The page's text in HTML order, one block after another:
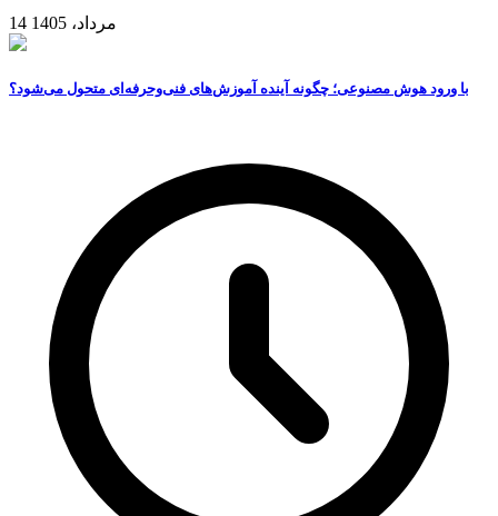
14 مرداد، 1405
با ورود هوش مصنوعی؛ چگونه آینده آموزش‌های فنی‌وحرفه‌ای متحول می‌شود؟